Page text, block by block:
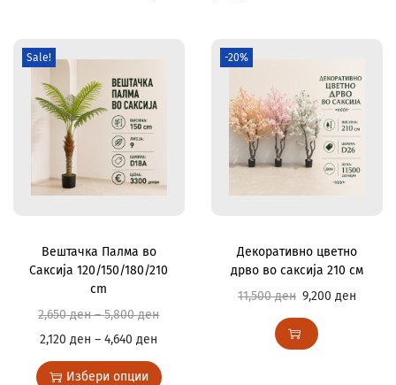
Sale!
Вештачка Палма во
Саксија 120/150/180/210
cm
2,650ден–5,800ден
2,120ден –4,640ден
Избери опции
-20%
Декоративно цветно
дрво во саксија 210 см
11,500ден 9,200 ден